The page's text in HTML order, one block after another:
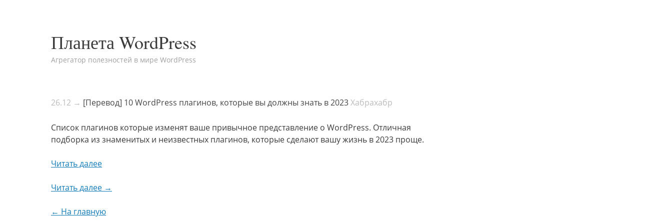
Планета WordPress
Агрегатор полезностей в мире WordPress
26.12 → [Перевод] 10 WordPress плагинов, которые вы должны знать в 2023Хабрахабр
Список плагинов которые изменят ваше привычное представление о WordPress. Отличная
подборка из знаменитых и неизвестных плагинов, которые сделают вашу жизнь в 2023 проще.
Читать далее
Читать далее →
← На главную